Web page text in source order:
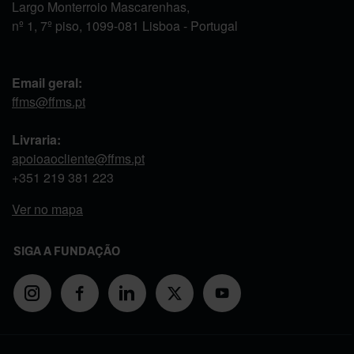
Largo Monterroio Mascarenhas,
nº 1, 7º piso, 1099-081 Lisboa - Portugal
Email geral:
ffms@ffms.pt
Livraria:
apoioaocliente@ffms.pt
+351 219 381 223
Ver no mapa
SIGA A FUNDAÇÃO